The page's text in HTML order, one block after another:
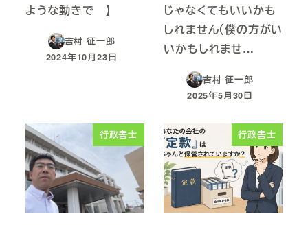
ような動きで 】
吉村 征一郎
投稿日
2024年10月23日
じゃなくてもいいかも
しれません（僕の方がい
いかもしれませ…
吉村 征一郎
投稿日
2025年5月30日
行政書士 行政書士